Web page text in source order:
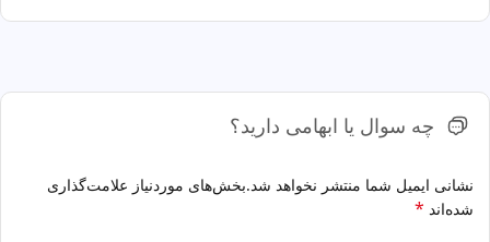
چه سوال یا ابهامی دارید؟
نشانی ایمیل شما منتشر نخواهد شد.بخش‌های موردنیاز علامت‌گذاری
شده‌اند *